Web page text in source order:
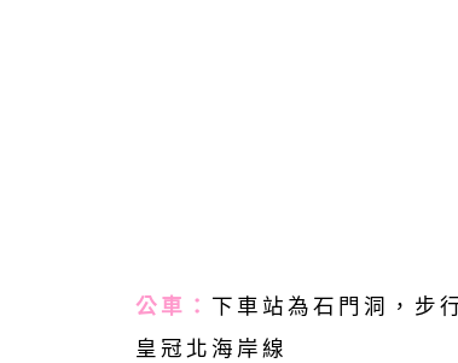
公車： 下車站為石門洞，步
皇冠北海岸線